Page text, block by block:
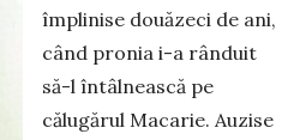
îm­plinise douăzeci de ani,
când pronia i-a rânduit
să-l întâlnească pe
călugărul Macarie. Auzise